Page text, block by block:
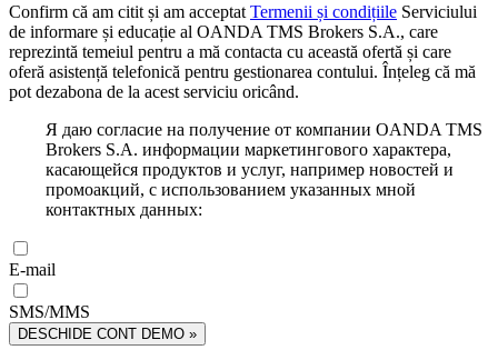
Confirm că am citit și am acceptat Termenii și condițiile Serviciului
de informare și educație al OANDA TMS Brokers S.A., care
reprezintă temeiul pentru a mă contacta cu această ofertă și care
oferă asistență telefonică pentru gestionarea contului. Înțeleg că mă
pot dezabona de la acest serviciu oricând.
Я даю согласие на получение от компании OANDA TMS
Brokers S.A. информации маркетингового характера,
касающейся продуктов и услуг, например новостей и
промоакций, с использованием указанных мной
контактных данных:
E-mail
SMS/MMS
DESCHIDE CONT DEMO »